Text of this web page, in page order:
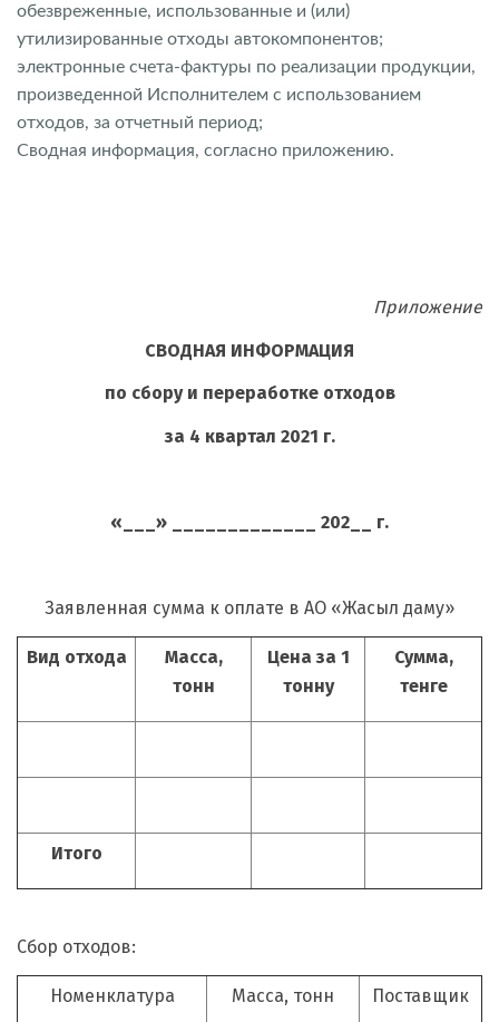
обезвреженные, использованные и (или)
утилизированные отходы автокомпонентов;
электронные счета-фактуры по реализации продукции,
произведенной Исполнителем с использованием
отходов, за отчетный период;
Сводная информация, согласно приложению.
Приложение
СВОДНАЯ ИНФОРМАЦИЯ
по сбору и переработке отходов
за 4 квартал 2021 г.
«___» _____________ 202__ г.
Заявленная сумма к оплате в АО «Жасыл даму»
Вид отхода
Масса,
тонн
Цена за 1
тонну
Сумма,
тенге
Итого
Сбор отходов:
Номенклатура Масса, тонн Поставщик